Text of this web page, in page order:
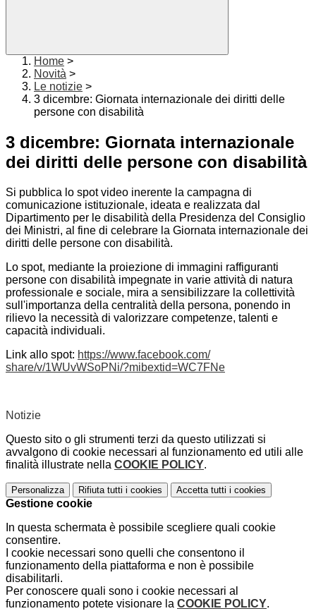
Home >
Novità >
Le notizie >
3 dicembre: Giornata internazionale dei diritti delle
persone con disabilità
3 dicembre: Giornata internazionale
dei diritti delle persone con disabilità
Si pubblica lo spot video inerente la campagna di
comunicazione istituzionale, ideata e realizzata dal
Dipartimento per le disabilità della Presidenza del Consiglio
dei Ministri, al fine di celebrare la Giornata internazionale dei
diritti delle persone con disabilità.
Lo spot, mediante la proiezione di immagini raffiguranti
persone con disabilità impegnate in varie attività di natura
professionale e sociale, mira a sensibilizzare la collettività
sull'importanza della centralità della persona, ponendo in
rilievo la necessità di valorizzare competenze, talenti e
capacità individuali.
Link allo spot: https://www.facebook.com/
share/v/1WUvWSoPNi/?mibextid=WC7FNe
Notizie
Questo sito o gli strumenti terzi da questo utilizzati si
avvalgono di cookie necessari al funzionamento ed utili alle
finalità illustrate nella COOKIE POLICY.
Personalizza Rifiuta tutti i cookies Accetta tutti i cookies
Gestione cookie
In questa schermata è possibile scegliere quali cookie
consentire.
I cookie necessari sono quelli che consentono il
funzionamento della piattaforma e non è possibile
disabilitarli.
Per conoscere quali sono i cookie necessari al
funzionamento potete visionare la COOKIE POLICY.